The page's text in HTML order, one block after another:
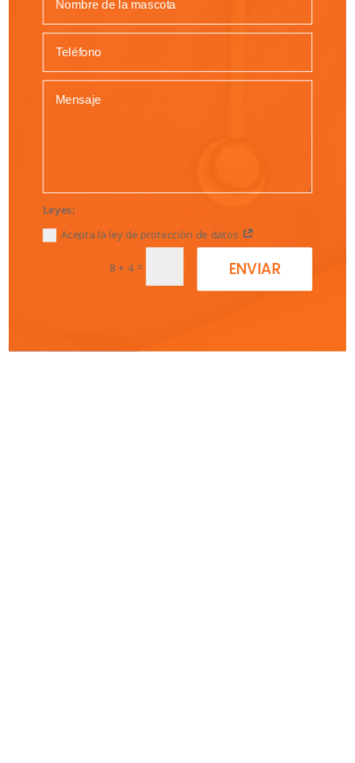
Leyes:
Acepta la ley de protección de datos
8 + 4 = ENVIAR